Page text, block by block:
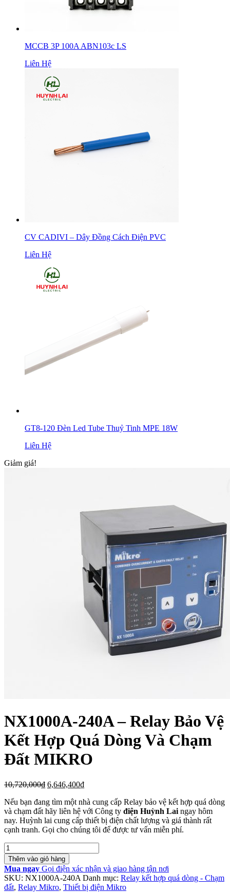
MCCB 3P 100A ABN103c LS
Liên Hệ
CV CADIVI – Dây Đồng Cách Điện PVC
Liên Hệ
GT8-120 Đèn Led Tube Thuỷ Tinh MPE 18W
Liên Hệ
Giảm giá!
NX1000A-240A – Relay Bảo Vệ
Kết Hợp Quá Dòng Và Chạm
Đất MIKRO
10,720,000₫ Giá
là:
10,720,000₫.
6,646,400₫Giá
tại
là:
6,646,400₫.
Nếu bạn đang tìm một nhà cung cấp Relay bảo vệ kết hợp quá dòng
và chạm đất hãy liên hệ với Công ty điện Huỳnh Lai ngay hôm
nay. Huỳnh lai cung cấp thiết bị điện chất lượng và giá thành rất
cạnh tranh. Gọi cho chúng tôi để được tư vấn miễn phí.
Số
lượng
Thêm vào giỏ hàng
Mua ngay Gọi điện xác nhận và giao hàng tận nơi
SKU: NX1000A-240A Danh mục: Relay kết hợp quá dòng - Chạm
đất, Relay Mikro, Thiết bị điện Mikro